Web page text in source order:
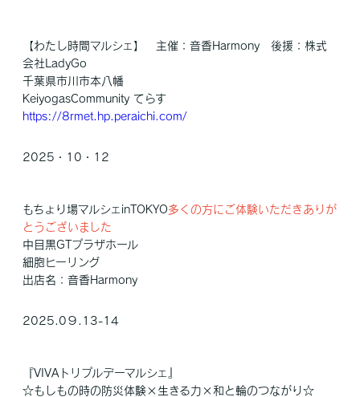
【わたし時間マルシェ】 主催：音香Harmony 後援：株式
会社LadyGo
千葉県市川市本八幡
KeiyogasCommunity てらす
https://8rmet.hp.peraichi.com/
2025・10・12
もちょり場マルシェinTOKYO多くの方にご体験いただきありが
とうございました
中目黒GTプラザホール
細胞ヒーリング
出店名：音香Harmony
2025.0９.13-14
『VIVAトリプルデーマルシェ』
☆もしもの時の防災体験×生きる力×和と輪のつながり☆